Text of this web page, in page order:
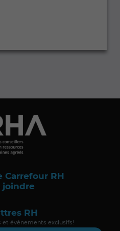
Carrefour RH
joindre
RH
événements exclusifs!